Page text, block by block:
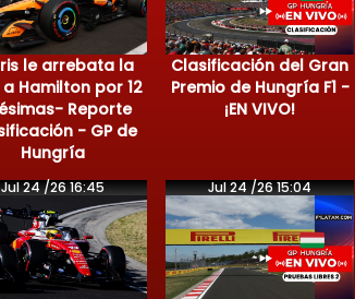
le arrebata la
Hamilton por 12
Reporte
- GP de
Hungría
Clasificación del Gran
Premio de Hungría F1 -
¡EN VIVO!
Jul 24 /26 16:45 Jul 24 /26 15:04